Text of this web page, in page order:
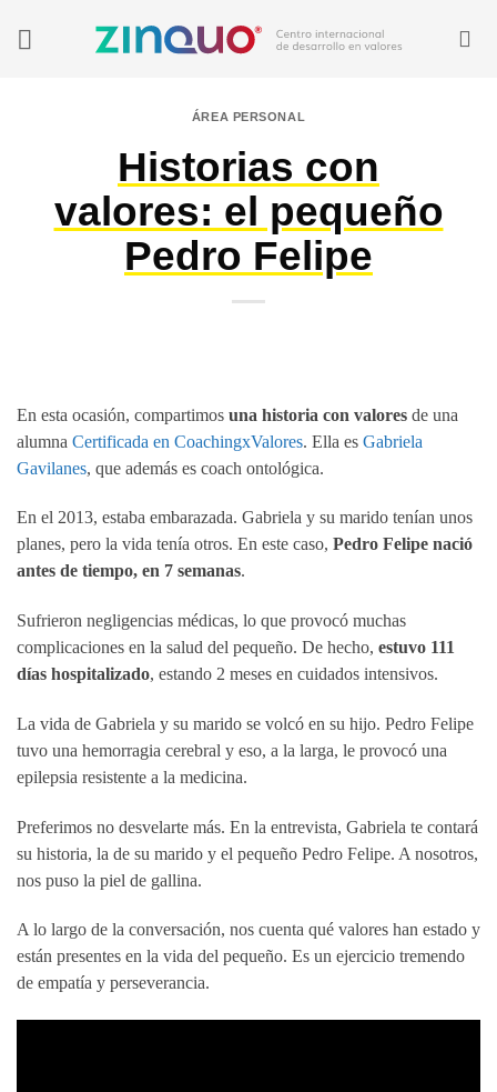
ÁREA PERSONAL
Historias con
valores: el pequeño
Pedro Felipe
En esta ocasión, compartimos una historia con valores de una
alumna Certificada en CoachingxValores. Ella es Gabriela
Gavilanes, que además es coach ontológica.
En el 2013, estaba embarazada. Gabriela y su marido tenían unos
planes, pero la vida tenía otros. En este caso, Pedro Felipe nació
antes de tiempo, en 7 semanas.
Sufrieron negligencias médicas, lo que provocó muchas
complicaciones en la salud del pequeño. De hecho, estuvo 111
días hospitalizado, estando 2 meses en cuidados intensivos.
La vida de Gabriela y su marido se volcó en su hijo. Pedro Felipe
tuvo una hemorragia cerebral y eso, a la larga, le provocó una
epilepsia resistente a la medicina.
Preferimos no desvelarte más. En la entrevista, Gabriela te contará
su historia, la de su marido y el pequeño Pedro Felipe. A nosotros,
nos puso la piel de gallina.
A lo largo de la conversación, nos cuenta qué valores han estado y
están presentes en la vida del pequeño. Es un ejercicio tremendo
de empatía y perseverancia.